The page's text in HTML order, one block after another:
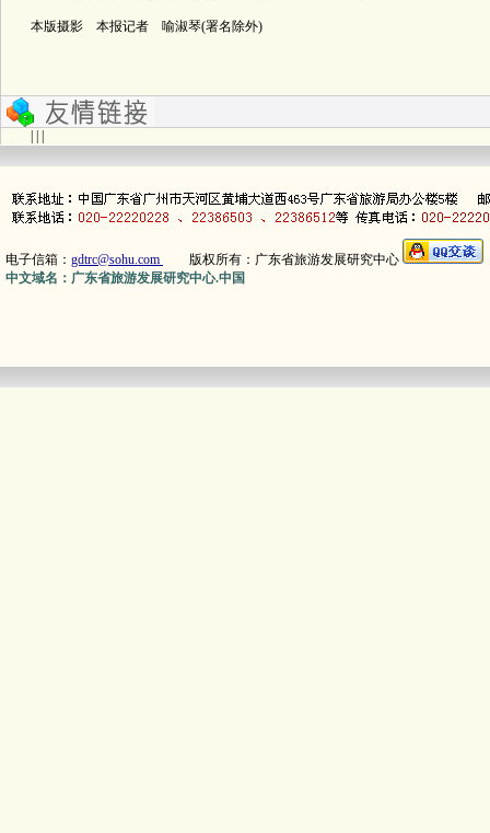
本版摄影 本报记者 喻淑琴(署名除外)
电子信箱： gdtrc@sohu.com 版权所有：广东省旅游发展研究中心
中文域名：广东省旅游发展研究中心.中国